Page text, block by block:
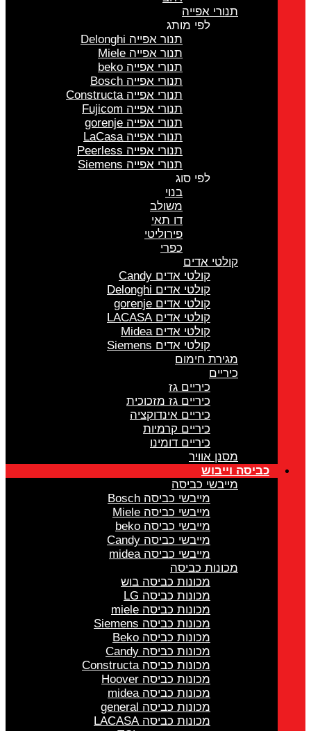
תנורי אפייה
לפי מותג
תנור אפייה Delonghi
תנור אפייה Miele
תנורי אפייה beko
תנורי אפייה Bosch
תנורי אפייה Constructa
תנורי אפייה Fujicom
תנורי אפייה gorenje
תנורי אפייה LaCasa
תנורי אפייה Peerless
תנורי אפייה Siemens
לפי סוג
בנוי
משולב
דו תאי
פירוליטי
כפרי
קולטי אדים
קולטי אדים Candy
קולטי אדים Delonghi
קולטי אדים gorenje
קולטי אדים LACASA
קולטי אדים Midea
קולטי אדים Siemens
מגירת חימום
כיריים
כיריים גז
כיריים גז מזכוכית
כיריים אינדוקציה
כיריים קרמיות
כיריים דומינו
מסנן אוויר
כביסה וייבוש
מייבשי כביסה
מייבשי כביסה Bosch
מייבשי כביסה Miele
מייבשי כביסה beko
מייבשי כביסה Candy
מייבשי כביסה midea
מכונות כביסה
מכונות כביסה בוש
מכונות כביסה LG
מכונות כביסה miele
מכונות כביסה Siemens
מכונות כביסה Beko
מכונות כביסה Candy
מכונות כביסה Constructa
מכונות כביסה Hoover
מכונות כביסה midea
מכונות כביסה general
מכונות כביסה LACASA